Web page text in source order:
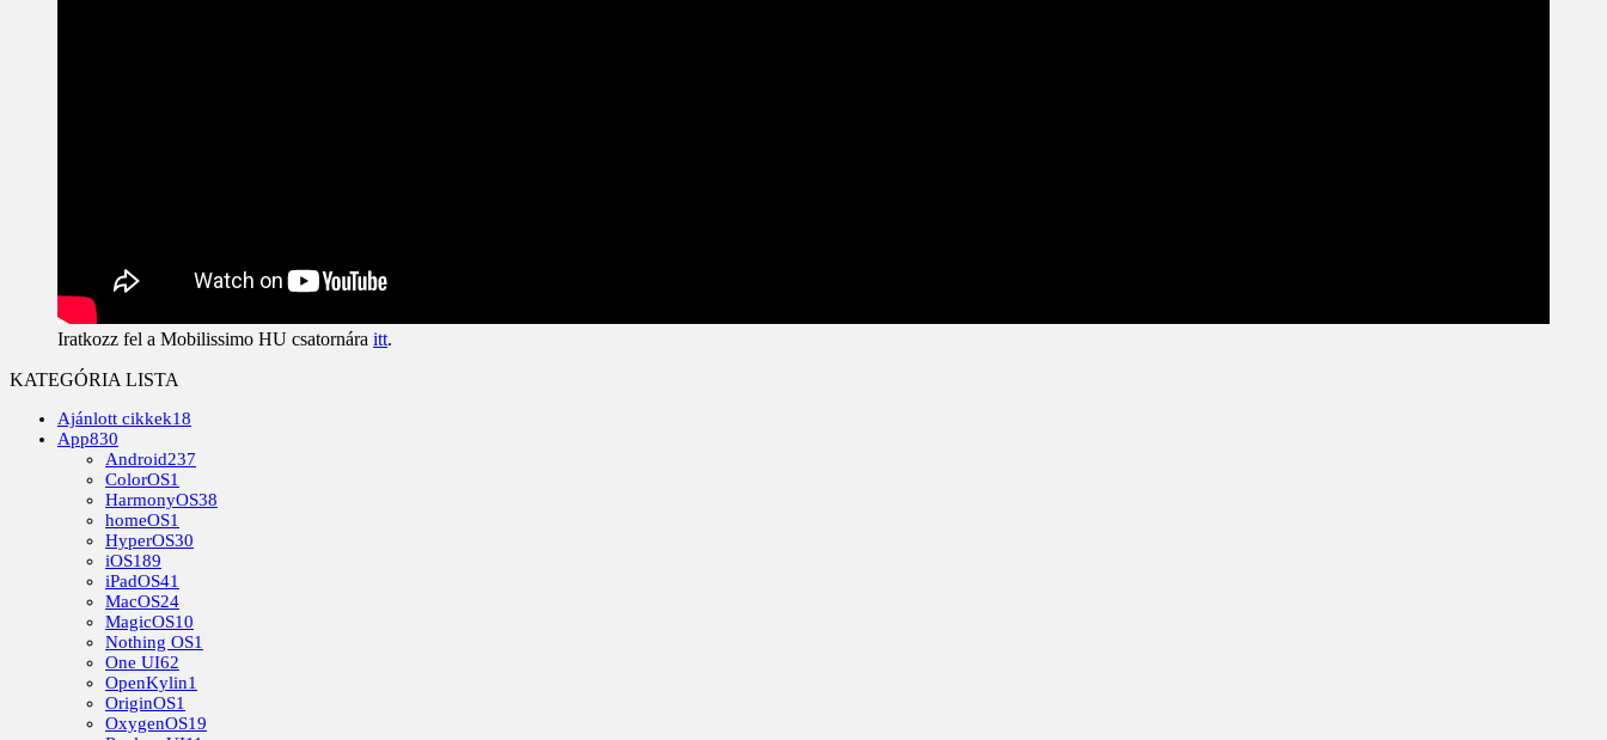
Iratkozz fel a Mobilissimo HU csatornára itt.
KATEGÓRIA LISTA
Ajánlott cikkek18
App830
Android237
ColorOS1
HarmonyOS38
homeOS1
HyperOS30
iOS189
iPadOS41
MacOS24
MagicOS10
Nothing OS1
One UI62
OpenKylin1
OriginOS1
OxygenOS19